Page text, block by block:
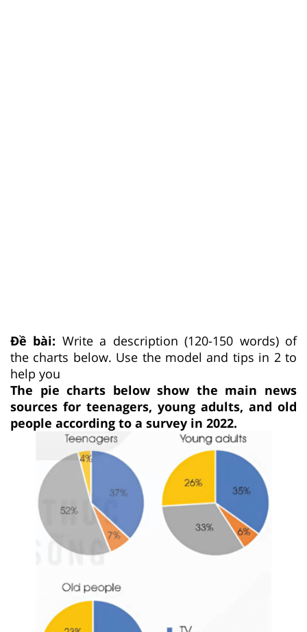
Đề bài: Write a description (120-150 words) of
the charts below. Use the model and tips in 2 to
help you
The pie charts below show the main news
sources for teenagers, young adults, and old
people according to a survey in 2022.